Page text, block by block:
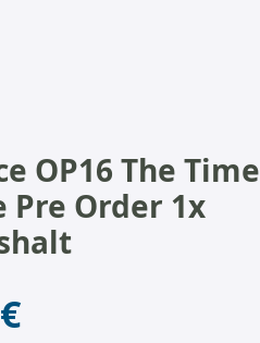
OP16 The Time
Pre Order 1x
Preis